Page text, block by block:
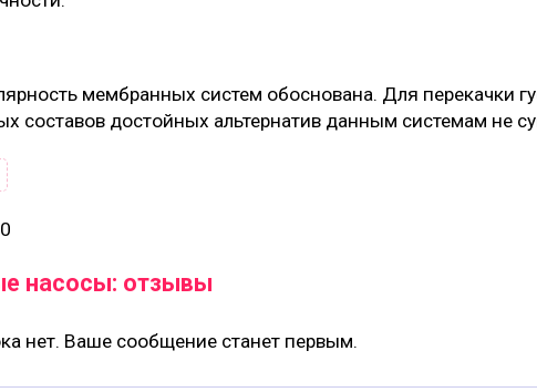
мембранных систем обоснована. Для перекачки
составов достойных альтернатив данным системам не
насосы: отзывы
нет. Ваше сообщение станет первым.